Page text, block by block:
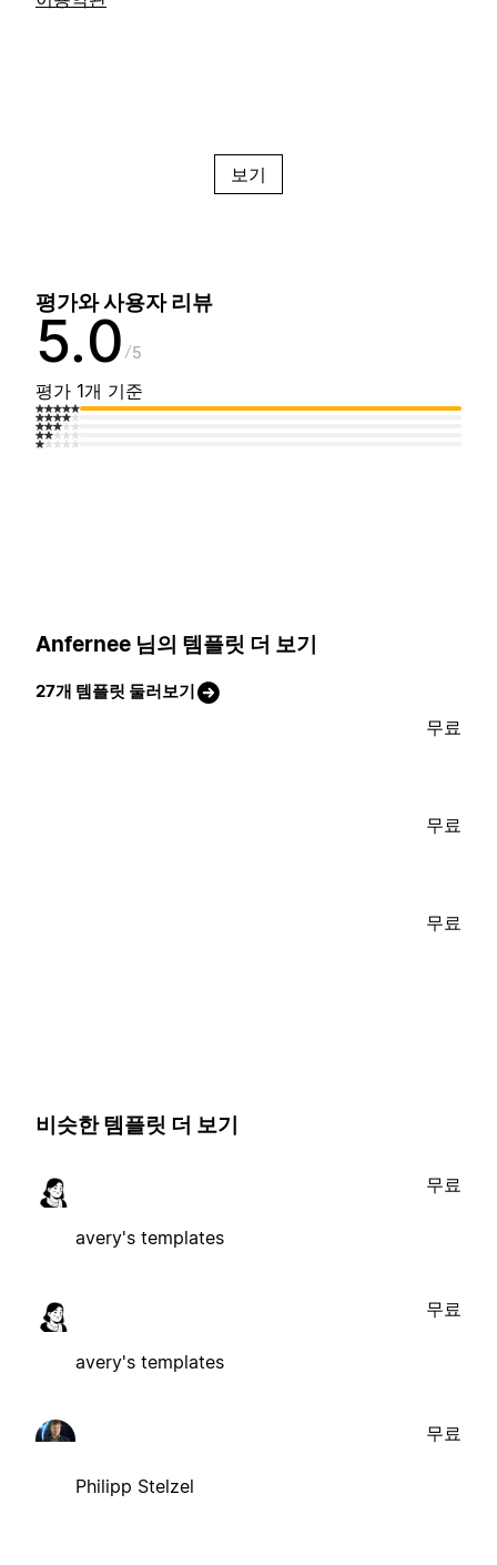
보기
평가와 사용자 리뷰
5.0 5
평가 1개 기준
Anfernee 님의 템플릿 더 보기
27개 템플릿 둘러보기
무료
무료
무료
비슷한 템플릿 더 보기
avery's templates
무료
avery's templates
무료
Philipp Stelzel
무료